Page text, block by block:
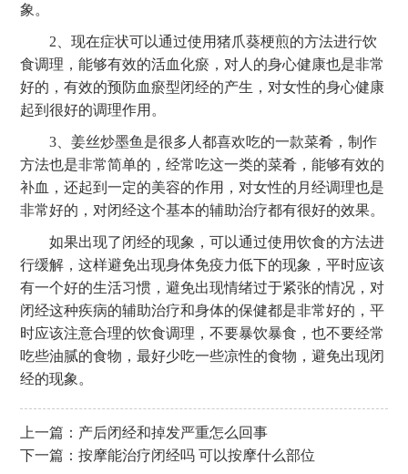
象。
2、现在症状可以通过使用猪爪葵梗煎的方法进行饮
食调理，能够有效的活血化瘀，对人的身心健康也是非常
好的，有效的预防血瘀型闭经的产生，对女性的身心健康
起到很好的调理作用。
3、姜丝炒墨鱼是很多人都喜欢吃的一款菜肴，制作
方法也是非常简单的，经常吃这一类的菜肴，能够有效的
补血，还起到一定的美容的作用，对女性的月经调理也是
非常好的，对闭经这个基本的辅助治疗都有很好的效果。
如果出现了闭经的现象，可以通过使用饮食的方法进
行缓解，这样避免出现身体免疫力低下的现象，平时应该
有一个好的生活习惯，避免出现情绪过于紧张的情况，对
闭经这种疾病的辅助治疗和身体的保健都是非常好的，平
时应该注意合理的饮食调理，不要暴饮暴食，也不要经常
吃些油腻的食物，最好少吃一些凉性的食物，避免出现闭
经的现象。
上一篇： 产后闭经和掉发严重怎么回事
下一篇：按摩能治疗闭经吗 可以按摩什么部位